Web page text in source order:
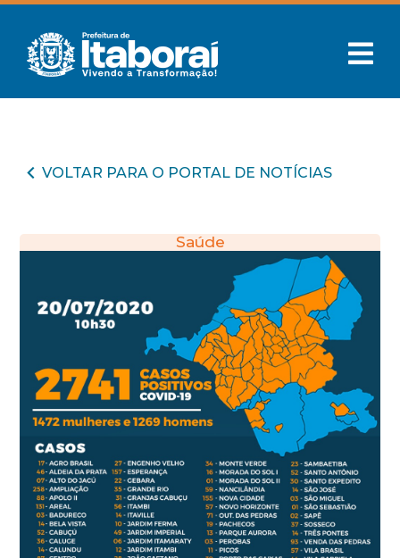
VOLTAR PARA O PORTAL DE NOTÍCIAS
Saúde